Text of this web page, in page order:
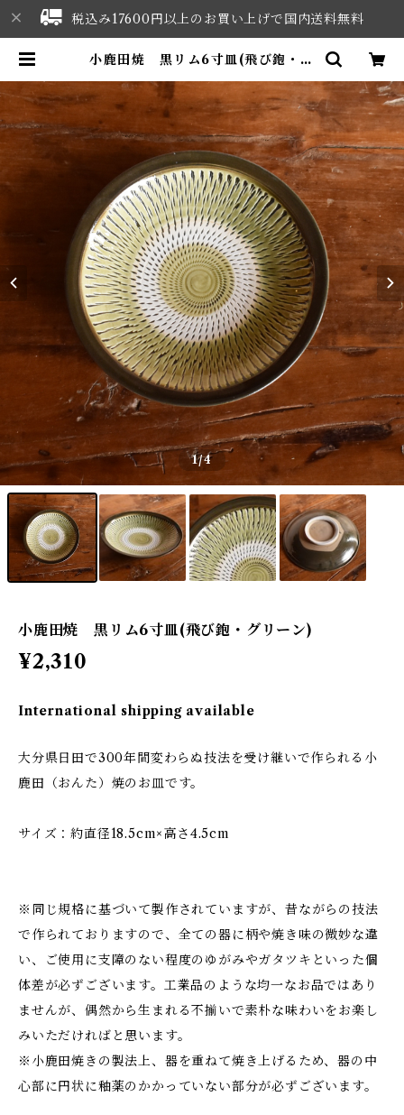
税込み17600円以上のお買い上げで国内送料無料
小鹿田焼 黒リム6寸皿(飛び鉋・グ
CT
1/4
小鹿田焼 黒リム6寸皿(飛び鉋・グリーン)
¥2,310
International shipping available
大分県日田で300年間変わらぬ技法を受け継いで作られる小
鹿田（おんた）焼のお皿です。
サイズ：約直径18.5cm×高さ4.5cm
※同じ規格に基づいて製作されていますが、昔ながらの技法
で作られておりますので、全ての器に柄や焼き味の微妙な違
い、ご使用に支障のない程度のゆがみやガタツキといった個
体差が必ずございます。工業品のような均一なお品ではあり
ませんが、偶然から生まれる不揃いで素朴な味わいをお楽し
みいただければと思います。
※小鹿田焼きの製法上、器を重ねて焼き上げるため、器の中
心部に円状に釉薬のかかっていない部分が必ずございます。